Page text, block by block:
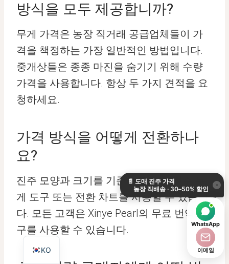
방식을 모두 제공합니까?
무게 가격은 농장 직거래 공급업체들이 가
격을 책정하는 가장 일반적인 방법입니다.
중개상들은 종종 마진을 숨기기 위해 수량
가격을 사용합니다. 항상 두 가지 견적을 요
청하세요.
가격 방식을 어떻게 전환하나
요?
진주 모양과 크기를 기준으로 하는 진주 무
게 도구 또는 전환 차트를 사용할 수 있습니
다. 모든 고객은 Xinye Pearl의 무료 번역 도
구를 사용할 수 있습니다.
📄 도매 진주 가격
농장 직배송 · 30–50% 할인
×
WhatsApp
이메일
KO
EN
JA
AR
IT